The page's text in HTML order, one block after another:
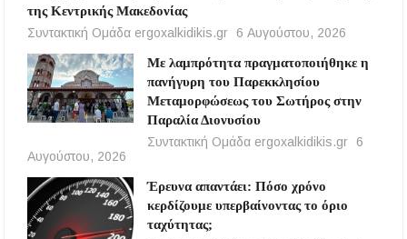
της Κεντρικής Μακεδονίας
Συντακτική Ομάδα ergoxalkidikis.gr
6 Αυγούστου, 2026
Με λαμπρότητα πραγματοποιήθηκε η
πανήγυρη του Παρεκκλησίου
Μεταμορφώσεως του Σωτήρος στην
Παραλία Διονυσίου
Συντακτική Ομάδα ergoxalkidikis.gr
6
Αυγούστου, 2026
Έρευνα απαντάει: Πόσο χρόνο
κερδίζουμε υπερβαίνοντας το όριο
ταχύτητας;